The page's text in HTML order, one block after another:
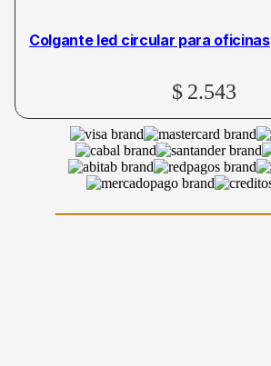
Colgante led circular para oficinas
$ 2.543